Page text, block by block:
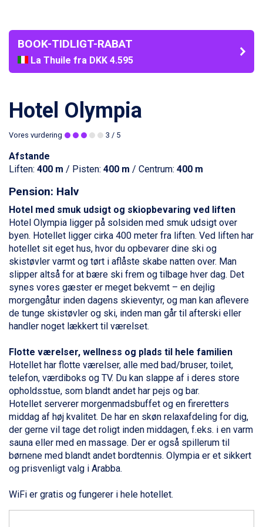
BOOK-TIDLIGT-RABAT
La Thuile fra DKK 4.595
Val Thorens fra DKK 5.395
Sölden fra DKK 8.445
Bad Hofgastein fra DKK 5.495
Passo Tonale fra DKK 3.795
Saalbach fra DKK 5.945
Champoluc fra DKK 3.795
Sestriere fra DKK 4.395
Fieberbrunn fra DKK 6.145
Wagrain fra DKK 4.645
St. Anton fra DKK 7.245
Zell am See fra DKK 4.095
Livigno fra DKK 4.145
Canazei fra DKK 4.745
Ponte di Legno fra DKK 4.745
Alleghe fra DKK 5.595
Bad Gastein fra DKK 4.195
Sauze dOulx fra DKK 4.045
Arabba fra DKK 7.045
La Thuile fra DKK 4.595
Cervinia fra DKK 5.295
Sölden fra DKK 8.445
Bad Hofgastein fra DKK 5.495
Passo Tonale fra DKK 3.795
Saalbach fra DKK 5.945
Champoluc fra DKK 3.795
Sestriere fra DKK 4.395
Fieberbrunn fra DKK 6.145
Wagrain fra DKK 4.645
Ischgl fra DKK 7.095
St. Anton fra DKK 7.245
Zell am See fra DKK 4.095
Livigno fra DKK 4.145
Hotel Olympia
Vores vurdering 3 / 5
Afstande
Liften: 400 m / Pisten: 400 m / Centrum: 400 m
Pension: Halv
Hotel med smuk udsigt og skiopbevaring ved liften
Hotel Olympia ligger på solsiden med smuk udsigt over
byen. Hotellet ligger cirka 400 meter fra liften. Ved liften har
hotellet sit eget hus, hvor du opbevarer dine ski og
skistøvler varmt og tørt i aflåste skabe natten over. Man
slipper altså for at bære ski frem og tilbage hver dag. Det
synes vores gæster er meget bekvemt – en dejlig
morgengåtur inden dagens skieventyr, og man kan aflevere
de tunge skistøvler og ski, inden man går til afterski eller
handler noget lækkert til værelset.
Flotte værelser, wellness og plads til hele familien
Hotellet har flotte værelser, alle med bad/bruser, toilet,
telefon, værdiboks og TV. Du kan slappe af i deres store
opholdsstue, som blandt andet har pejs og bar.
Hotellet serverer morgenmadsbuffet og en fireretters
middag af høj kvalitet. De har en skøn relaxafdeling for dig,
der gerne vil tage det roligt inden middagen, f.eks. i en varm
sauna eller med en massage. Der er også spillerum til
børnene med blandt andet bordtennis. Olympia er et sikkert
og prisvenligt valg i Arabba.
WiFi er gratis og fungerer i hele hotellet.